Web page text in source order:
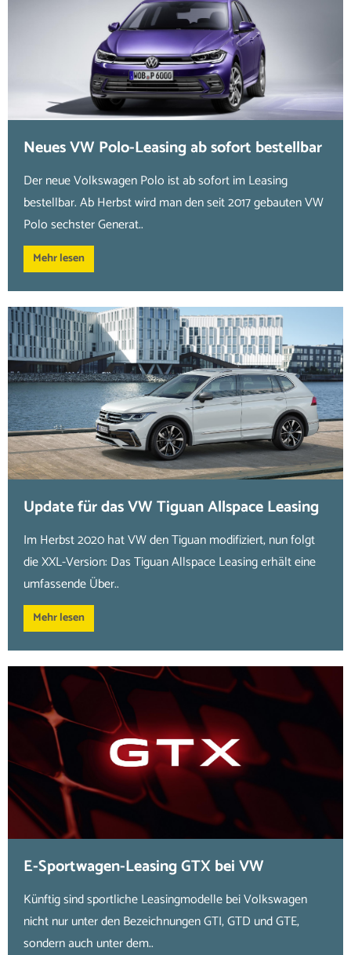
Neues VW Polo-Leasing ab sofort bestellbar
Der neue Volkswagen Polo ist ab sofort im Leasing
bestellbar. Ab Herbst wird man den seit 2017 gebauten VW
Polo sechster Generat..
Mehr lesen
Update für das VW Tiguan Allspace Leasing
Im Herbst 2020 hat VW den Tiguan modifiziert, nun folgt
die XXL-Version: Das Tiguan Allspace Leasing erhält eine
umfassende Über..
Mehr lesen
E-Sportwagen-Leasing GTX bei VW
Künftig sind sportliche Leasingmodelle bei Volkswagen
nicht nur unter den Bezeichnungen GTI, GTD und GTE,
sondern auch unter dem..